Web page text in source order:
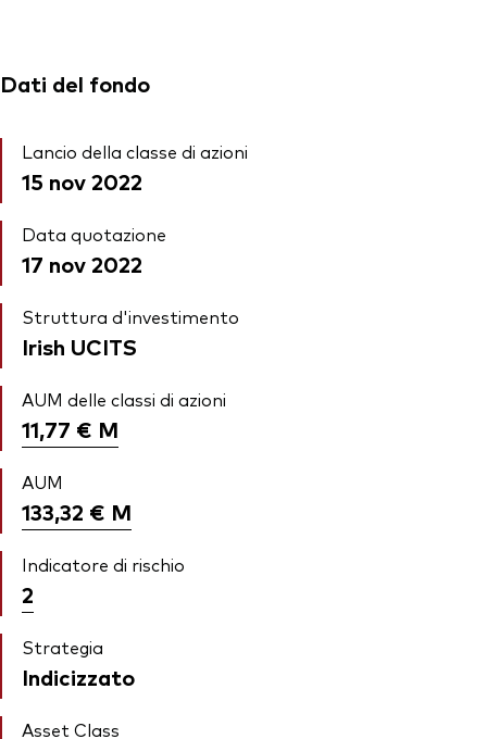
Dati del fondo
Lancio della classe di azioni
15 nov 2022
Data quotazione
17 nov 2022
Struttura d'investimento
Irish UCITS
AUM delle classi di azioni
11,77 € M
AUM
133,32 € M
Indicatore di rischio
2
Strategia
Indicizzato
Asset Class